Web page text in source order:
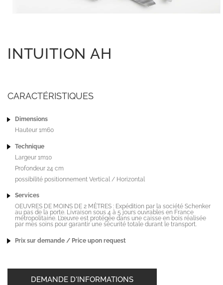
INTUITION AH
CARACTÉRISTIQUES
Dimensions
Hauteur 1m60
Technique
Largeur 1m10
Profondeur 24 cm
possibilité positionnement Vertical / Horizontal
Services
OEUVRES DE MOINS DE 2 MÈTRES : Expédition par la société Schenker
au pas de la porte. Livraison sous 4 à 5 jours ouvrables en France
métropolitaine. L’œuvre est protégée dans une caisse en bois réalisée
par mes soins pour garantir une sécurité totale durant le transport.
Prix sur demande / Price upon request
DEMANDE D'INFORMATIONS